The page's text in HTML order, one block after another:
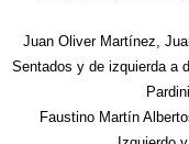
Juan Oliver Martínez,
Sentados y de izquierda a
Faustino Martín